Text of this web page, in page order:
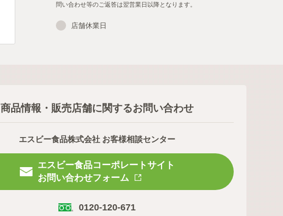
問い合わせ等のご返答は翌営業日以降となります。
店舗休業日
商品情報・販売店舗に関するお問い合わせ
エスビー食品株式会社 お客様相談センター
エスビー食品コーポレートサイト
お問い合わせフォーム
0120-120-671